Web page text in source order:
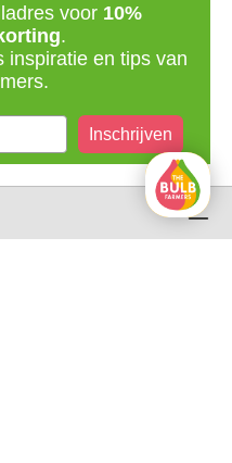
voor 10%
.
inspiratie en tips van
Inschrijven